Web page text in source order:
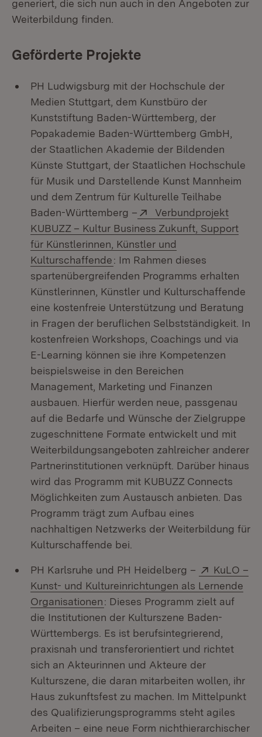
generiert, die sich nun auch in den Angeboten zur
Weiterbildung finden.
Geförderte Projekte
PH Ludwigsburg mit der Hochschule der
Medien Stuttgart, dem Kunstbüro der
Kunststiftung Baden-Württemberg, der
Popakademie Baden-Württemberg GmbH,
der Staatlichen Akademie der Bildenden
Künste Stuttgart, der Staatlichen Hochschule
für Musik und Darstellende Kunst Mannheim
und dem Zentrum für Kulturelle Teilhabe
Baden-Württemberg –
Extern:
Verbundprojekt
KUBUZZ – Kultur Business Zukunft, Support
für Künstlerinnen, Künstler und
Kulturschaffende(Öffnet in neuem Fenster)
: Im Rahmen dieses
spartenübergreifenden Programms erhalten
Künstlerinnen, Künstler und Kulturschaffende
eine kostenfreie Unterstützung und Beratung
in Fragen der beruflichen Selbstständigkeit. In
kostenfreien Workshops, Coachings und via
E-Learning können sie ihre Kompetenzen
beispielsweise in den Bereichen
Management, Marketing und Finanzen
ausbauen. Hierfür werden neue, passgenau
auf die Bedarfe und Wünsche der Zielgruppe
zugeschnittene Formate entwickelt und mit
Weiterbildungsangeboten zahlreicher anderer
Partnerinstitutionen verknüpft. Darüber hinaus
wird das Programm mit KUBUZZ Connects
Möglichkeiten zum Austausch anbieten. Das
Programm trägt zum Aufbau eines
nachhaltigen Netzwerks der Weiterbildung für
Kulturschaffende bei.
PH Karlsruhe und PH Heidelberg – Extern:
KuLO –
Kunst- und Kultureinrichtungen als Lernende
Organisationen(Öffnet in neuem Fenster)
: Dieses Programm zielt auf
die Institutionen der Kulturszene Baden-
Württembergs. Es ist berufsintegrierend,
praxisnah und transferorientiert und richtet
sich an Akteurinnen und Akteure der
Kulturszene, die daran mitarbeiten wollen, ihr
Haus zukunftsfest zu machen. Im Mittelpunkt
des Qualifizierungsprogramms steht agiles
Arbeiten – eine neue Form nichthierarchischer